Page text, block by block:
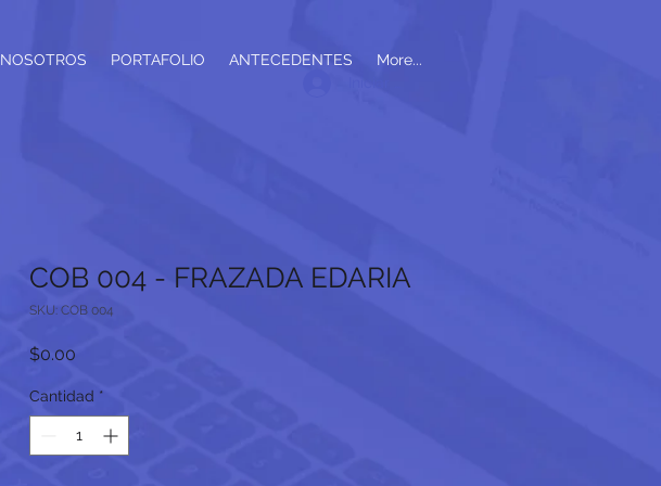
NOSOTROS PORTAFOLIO ANTECEDENTES
More...
COB 004 - FRAZADA EDARIA
SKU: COB 004
$0.00
Cantidad *